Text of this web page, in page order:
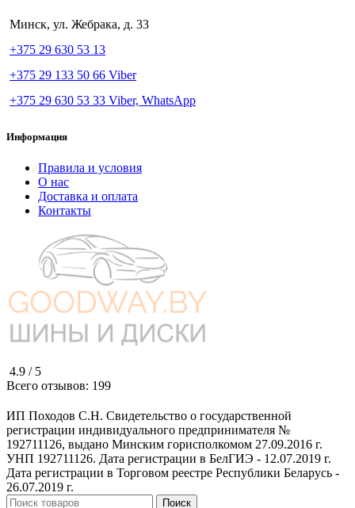
Минск, ул. Жебрака, д. 33
+375 29 630 53 13
+375 29 133 50 66 Viber
+375 29 630 53 33 Viber, WhatsApp
Информация
Правила и условия
О нас
Доставка и оплата
Контакты
4.9 / 5
Всего отзывов: 199
ИП Походов С.Н. Свидетельство о государственной
регистрации индивидуального предпринимателя №
192711126, выдано Минским горисполкомом 27.09.2016 г.
УНП 192711126. Дата регистрации в БелГИЭ - 12.07.2019 г.
Дата регистрации в Торговом реестре Республики Беларусь -
26.07.2019 г.
Поиск